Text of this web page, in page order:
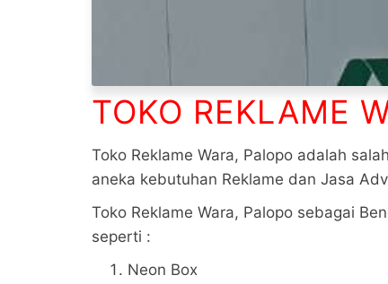
TOKO REKLAME
Toko Reklame Wara, Palopo adalah
aneka kebutuhan Reklame dan Jasa
Toko Reklame Wara, Palopo sebagai
seperti :
Neon Box